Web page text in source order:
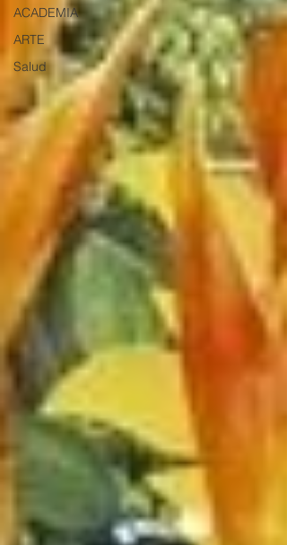
ACADEMIA
ARTE
Salud